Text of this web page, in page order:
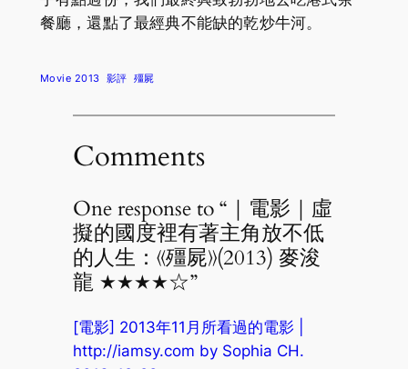
餐廳，還點了最經典不能缺的乾炒牛河。
Movie 2013 影評 殭屍
Comments
One response to “｜電影｜虛
擬的國度裡有著主角放不低
的人生：《殭屍》(2013) 麥浚
龍 ★★★★☆”
[電影] 2013年11月所看過的電影 |
http://iamsy.com by Sophia CH.